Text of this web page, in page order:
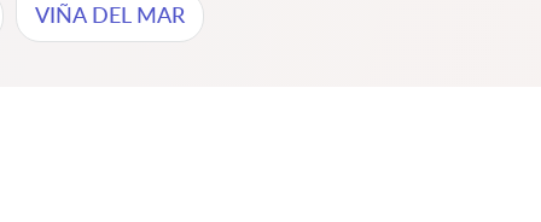
VIÑA DEL MAR